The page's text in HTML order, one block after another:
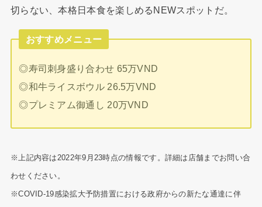
切らない、本格日本食を楽しめるNEWスポットだ。
おすすめメニュー
◎寿司刺身盛り合わせ 65万VND
◎和牛ライスボウル 26.5万VND
◎プレミアム御通し 20万VND
※上記内容は2022年9月23時点の情報です。詳細は店舗までお問い合
わせください。
※COVID-19感染拡大予防措置における政府からの新たな通達に伴